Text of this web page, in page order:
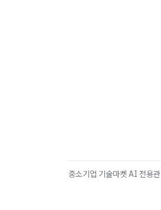
중소기업 기술마켓 AI 전용관